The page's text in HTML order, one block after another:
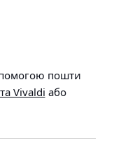
пошти
Vivaldi або